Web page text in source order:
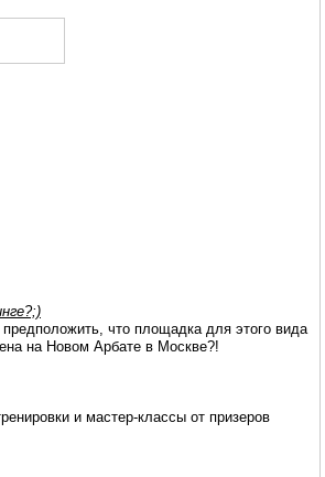
что площадка для этого вида
на Новом Арбате в Москве?!
и мастер-классы от призеров